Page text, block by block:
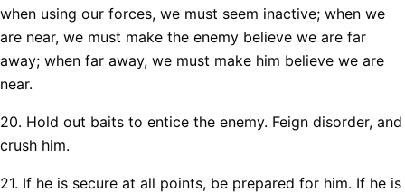
when using our forces, we must seem inactive; when we
are near, we must make the enemy believe we are far
away; when far away, we must make him believe we are
near.
20. Hold out baits to entice the enemy. Feign disorder, and
crush him.
21. If he is secure at all points, be prepared for him. If he is